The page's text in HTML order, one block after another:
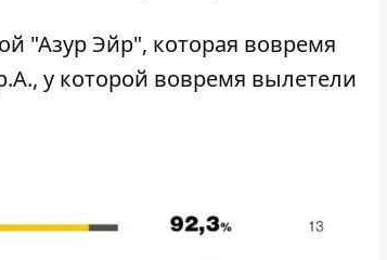
"Азур Эйр", которая вовремя
у которой вовремя вылетели